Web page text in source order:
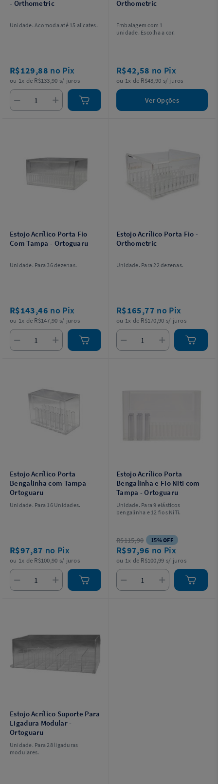
- Orthometric
Unidade. Acomoda até 15 alicates.
R$129,88 no Pix
ou 1x de R$133,90 s/ juros
Orthometric
Embalagem com 1
unidade. Escolha a cor.
R$42,58 no Pix
ou 1x de R$43,90 s/ juros
Ver Opções
Estojo Acrílico Porta Fio
Com Tampa - Ortoguaru
Unidade. Para 36 dezenas.
R$143,46 no Pix
ou 1x de R$147,90 s/ juros
Estojo Acrílico Porta Fio -
Orthometric
Unidade. Para 22 dezenas.
R$165,77 no Pix
ou 1x de R$170,90 s/ juros
Estojo Acrílico Porta
Bengalinha com Tampa -
Ortoguaru
Unidade. Para 16 Unidades.
R$97,87 no Pix
ou 1x de R$100,90 s/ juros
Estojo Acrílico Porta
Bengalinha e Fio Niti com
Tampa - Ortoguaru
Unidade. Para 9 elásticos
bengalinha e 12 fios NiTi.
R$115,90 15% OFF
R$97,96 no Pix
ou 1x de R$100,99 s/ juros
Estojo Acrílico Suporte Para
Ligadura Modular -
Ortoguaru
Unidade. Para 28 ligaduras
modulares.